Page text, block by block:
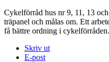
Cykelförråd hus nr 9, 11, 13
träpanel och målas om. Ett
få bättre ordning i cykelförråden.
Skriv ut
E-post